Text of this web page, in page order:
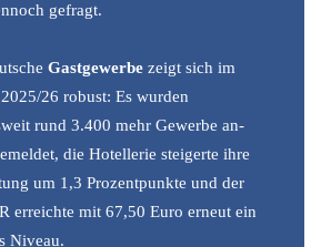
gefragt.
Gastgewerbe zeigt sich im
26 robust: Es wurden
rund 3.400 mehr Gewerbe an-
die Hotellerie steigerte ihre
um 1,3 Prozentpunkte und der
erreichte mit 67,50 Euro erneut ein
Niveau.